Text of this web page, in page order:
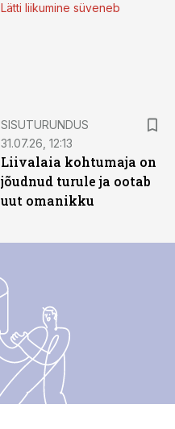
Lätti liikumine süveneb
SISUTURUNDUS
31.07.26, 12:13
Liivalaia kohtumaja on
jõudnud turule ja ootab
uut omanikku